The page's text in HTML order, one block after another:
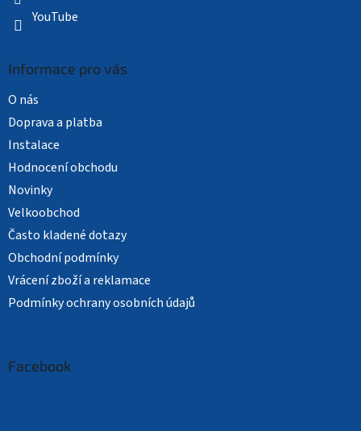
YouTube
Informace pro vás
O nás
Doprava a platba
Instalace
Hodnocení obchodu
Novinky
Velkoobchod
Často kladené dotazy
Obchodní podmínky
Vrácení zboží a reklamace
Podmínky ochrany osobních údajů
Facebook